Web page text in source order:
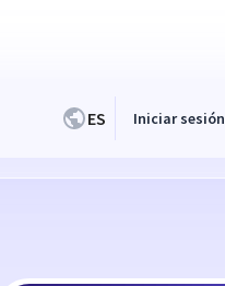
ES Iniciar sesión